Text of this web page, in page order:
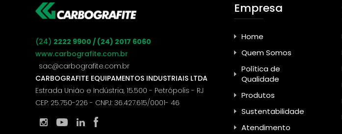
(24) 2222 9900 / (24) 2017 6060
www.carbografite.com.br
sac@carbografite.com.br
CARBOGRAFITE EQUIPAMENTOS INDUSTRIAIS LTDA
Estrada União e Indústria, 15.500 - Petrópolis - RJ
CEP: 25.750-226 - CNPJ: 36.427.615/0001- 46
Empresa
Home
Quem Somos
Política de
Qualidade
Produtos
Sustentabilidade
Atendimento